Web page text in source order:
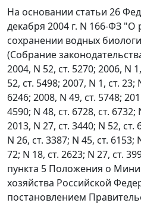
На основании статьи 26
декабря 2004 г. N 166-ФЗ "О
сохранении водных
(Собрание
2004, N 52, ст. 5270; 2006, N
52, ст. 5498; 2007, N 1, ст. 23;
6246; 2008, N 49, ст. 5748;
4590; N 48, ст. 6728, ст. 6732;
2013, N 27, ст. 3440; N 52, ст.
N 26, ст. 3387; N 45, ст. 6153;
72; N 18, ст. 2623; N 27, ст.
пункта 5 Положения о
хозяйства Российской
постановлением